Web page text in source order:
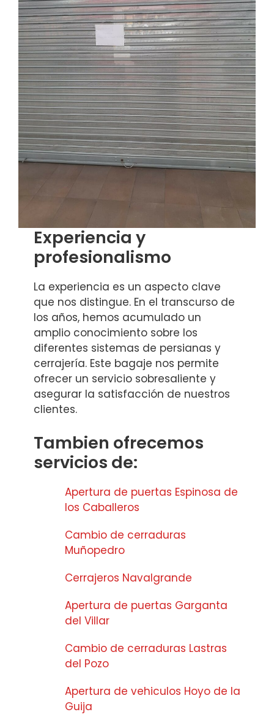
Experiencia y
profesionalismo
La experiencia es un aspecto clave
que nos distingue. En el transcurso de
los años, hemos acumulado un
amplio conocimiento sobre los
diferentes sistemas de persianas y
cerrajería. Este bagaje nos permite
ofrecer un servicio sobresaliente y
asegurar la satisfacción de nuestros
clientes.
Tambien ofrecemos
servicios de:
Apertura de puertas Espinosa de
los Caballeros
Cambio de cerraduras
Muñopedro
Cerrajeros Navalgrande
Apertura de puertas Garganta
del Villar
Cambio de cerraduras Lastras
del Pozo
Apertura de vehiculos Hoyo de la
Guija